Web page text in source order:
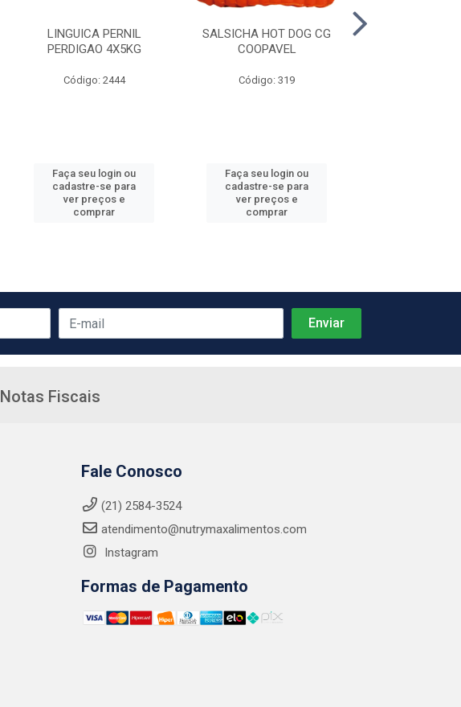
LINGUICA PERNIL
PERDIGAO 4X5KG
Código: 2444
Faça seu login ou
cadastre-se para
ver preços e
comprar
SALSICHA HOT DOG CG
COOPAVEL
Código: 319
Faça seu login ou
cadastre-se para
ver preços e
comprar
Notas Fiscais
Fale Conosco
(21) 2584-3524
atendimento@nutrymaxalimentos.com
Instagram
Formas de Pagamento